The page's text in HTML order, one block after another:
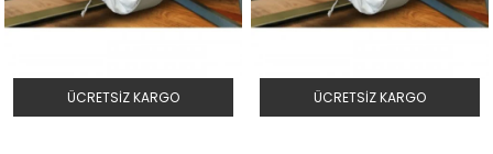
ÜCRETSIZ KARGO ÜCRETSIZ KARGO